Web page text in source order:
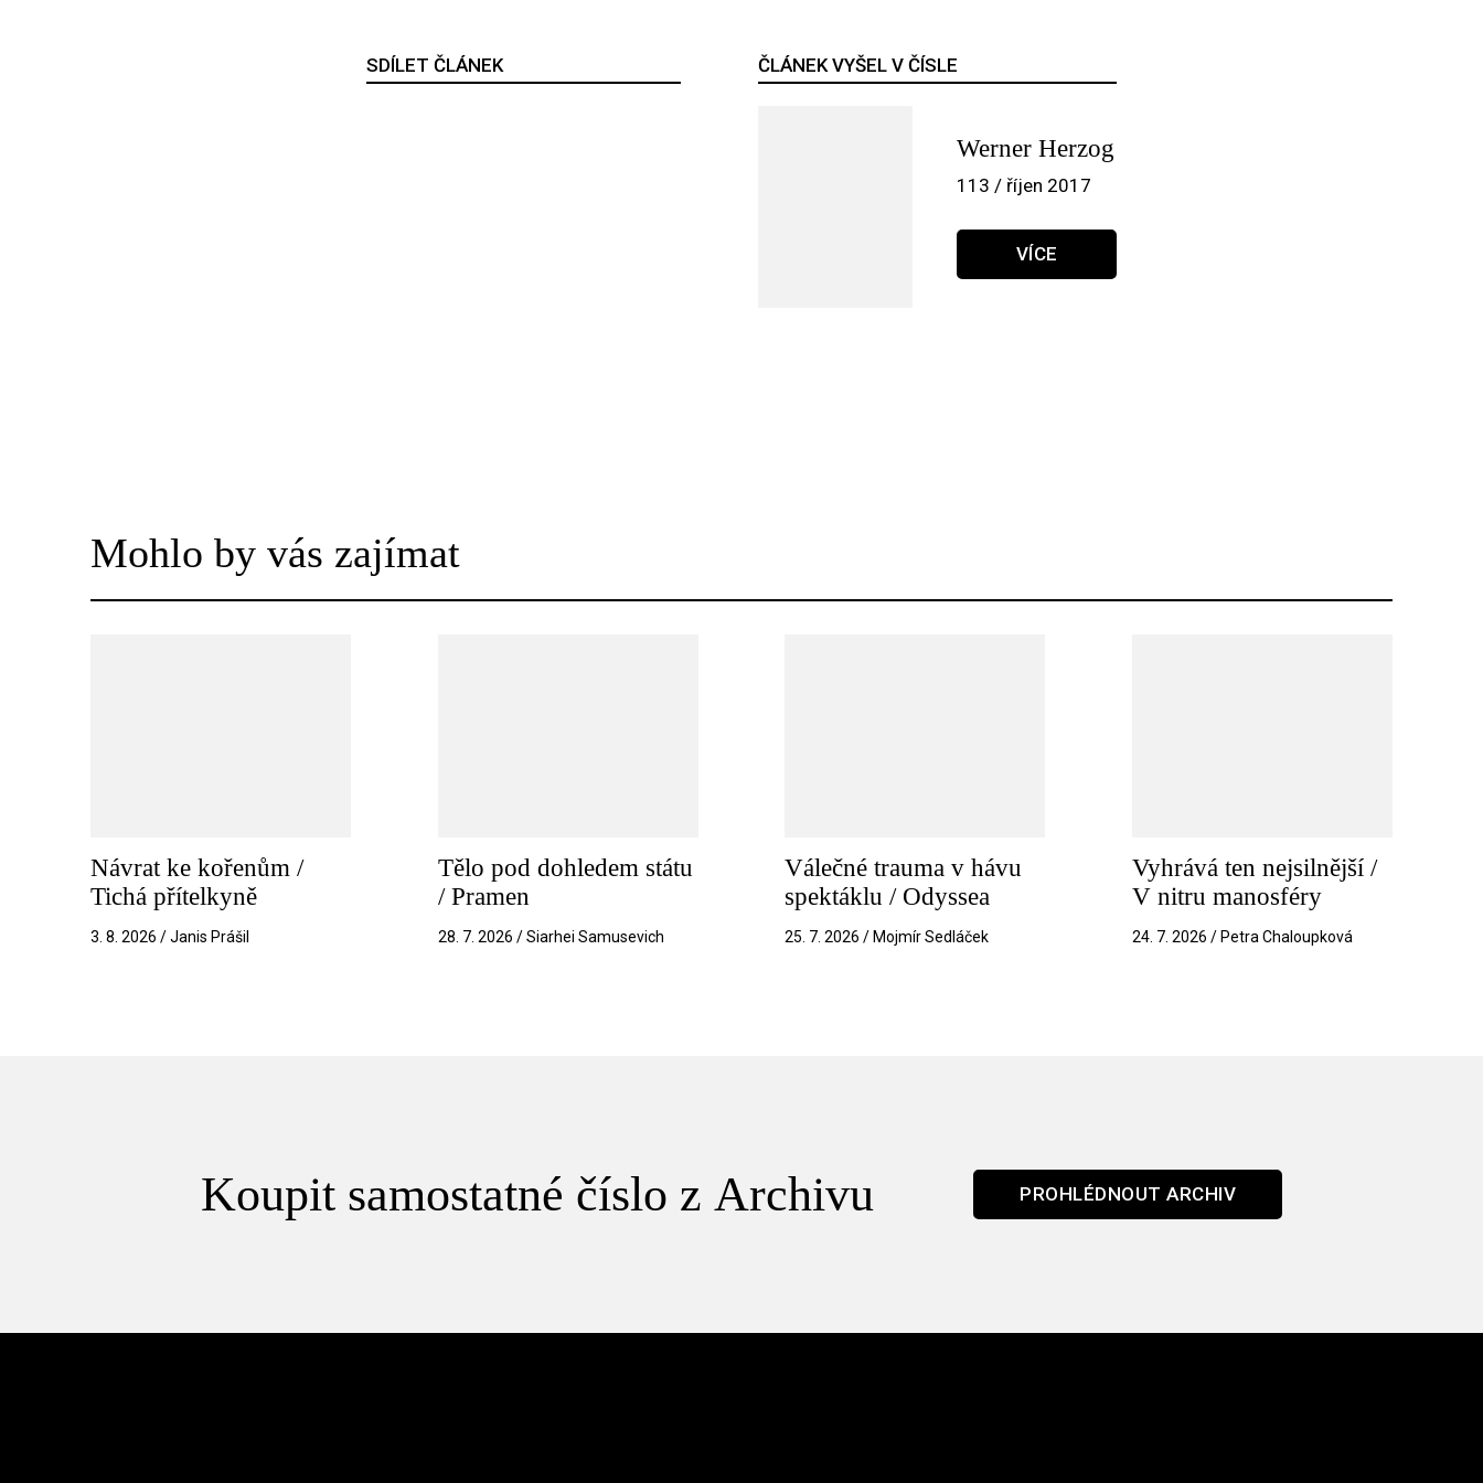
SDÍLET ČLÁNEK ČLÁNEK VYŠEL V ČÍSLE
Werner Herzog
113 / říjen 2017
VÍCE
Mohlo by vás zajímat
Návrat ke kořenům /
Tichá přítelkyně
3. 8. 2026 / Janis Prášil
Tělo pod dohledem státu
/ Pramen
28. 7. 2026 / Siarhei Samusevich
Válečné trauma v hávu
spektáklu / Odyssea
25. 7. 2026 / Mojmír Sedláček
Vyhrává ten nejsilnější /
V nitru manosféry
24. 7. 2026 / Petra Chaloupková
Koupit samostatné číslo z Archivu PROHLÉDNOUT ARCHIV